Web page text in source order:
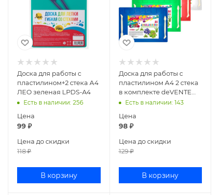
Доска для работы с
пластилином+2 стека А4
ЛЕО зеленая LPDS-A4
Есть в наличии: 256
Цена
99 ₽
Цена до скидки
118₽
В корзину
Доска для работы с
пластилином А4 2 стека
в комплекте deVENTE
ассорти 8041522
Есть в наличии: 143
Цена
98₽
Цена до скидки
129₽
В корзину